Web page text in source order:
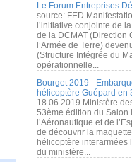
Le Forum Entreprises
source: FED
l’initiative conjointe de
de la DCMAT (Direction
l’Armée de Terre)
(Structure Intégrée du
opérationnelle...
Bourget 2019 -
hélicoptère Guépard en
18.06.2019 Ministère
53ème édition du Salon
l’Aéronautique et de
de découvrir la
hélicoptère interarmées
du ministère...